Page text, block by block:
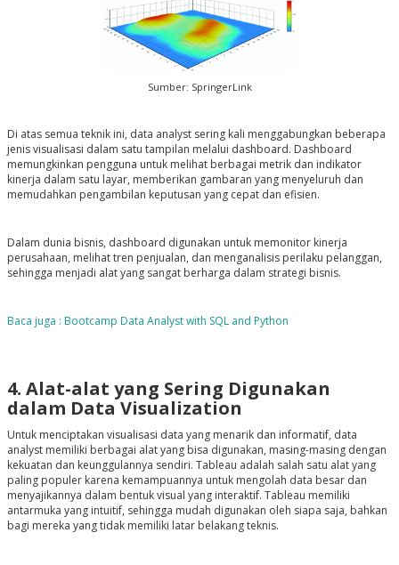
Sumber: SpringerLink
Di atas semua teknik ini, data analyst sering kali menggabungkan beberapa
jenis visualisasi dalam satu tampilan melalui dashboard. Dashboard
memungkinkan pengguna untuk melihat berbagai metrik dan indikator
kinerja dalam satu layar, memberikan gambaran yang menyeluruh dan
memudahkan pengambilan keputusan yang cepat dan efisien.
Dalam dunia bisnis, dashboard digunakan untuk memonitor kinerja
perusahaan, melihat tren penjualan, dan menganalisis perilaku pelanggan,
sehingga menjadi alat yang sangat berharga dalam strategi bisnis.
Baca juga : Bootcamp Data Analyst with SQL and Python
4. Alat-alat yang Sering Digunakan
dalam Data Visualization
Untuk menciptakan visualisasi data yang menarik dan informatif, data
analyst memiliki berbagai alat yang bisa digunakan, masing-masing dengan
kekuatan dan keunggulannya sendiri. Tableau adalah salah satu alat yang
paling populer karena kemampuannya untuk mengolah data besar dan
menyajikannya dalam bentuk visual yang interaktif. Tableau memiliki
antarmuka yang intuitif, sehingga mudah digunakan oleh siapa saja, bahkan
bagi mereka yang tidak memiliki latar belakang teknis.